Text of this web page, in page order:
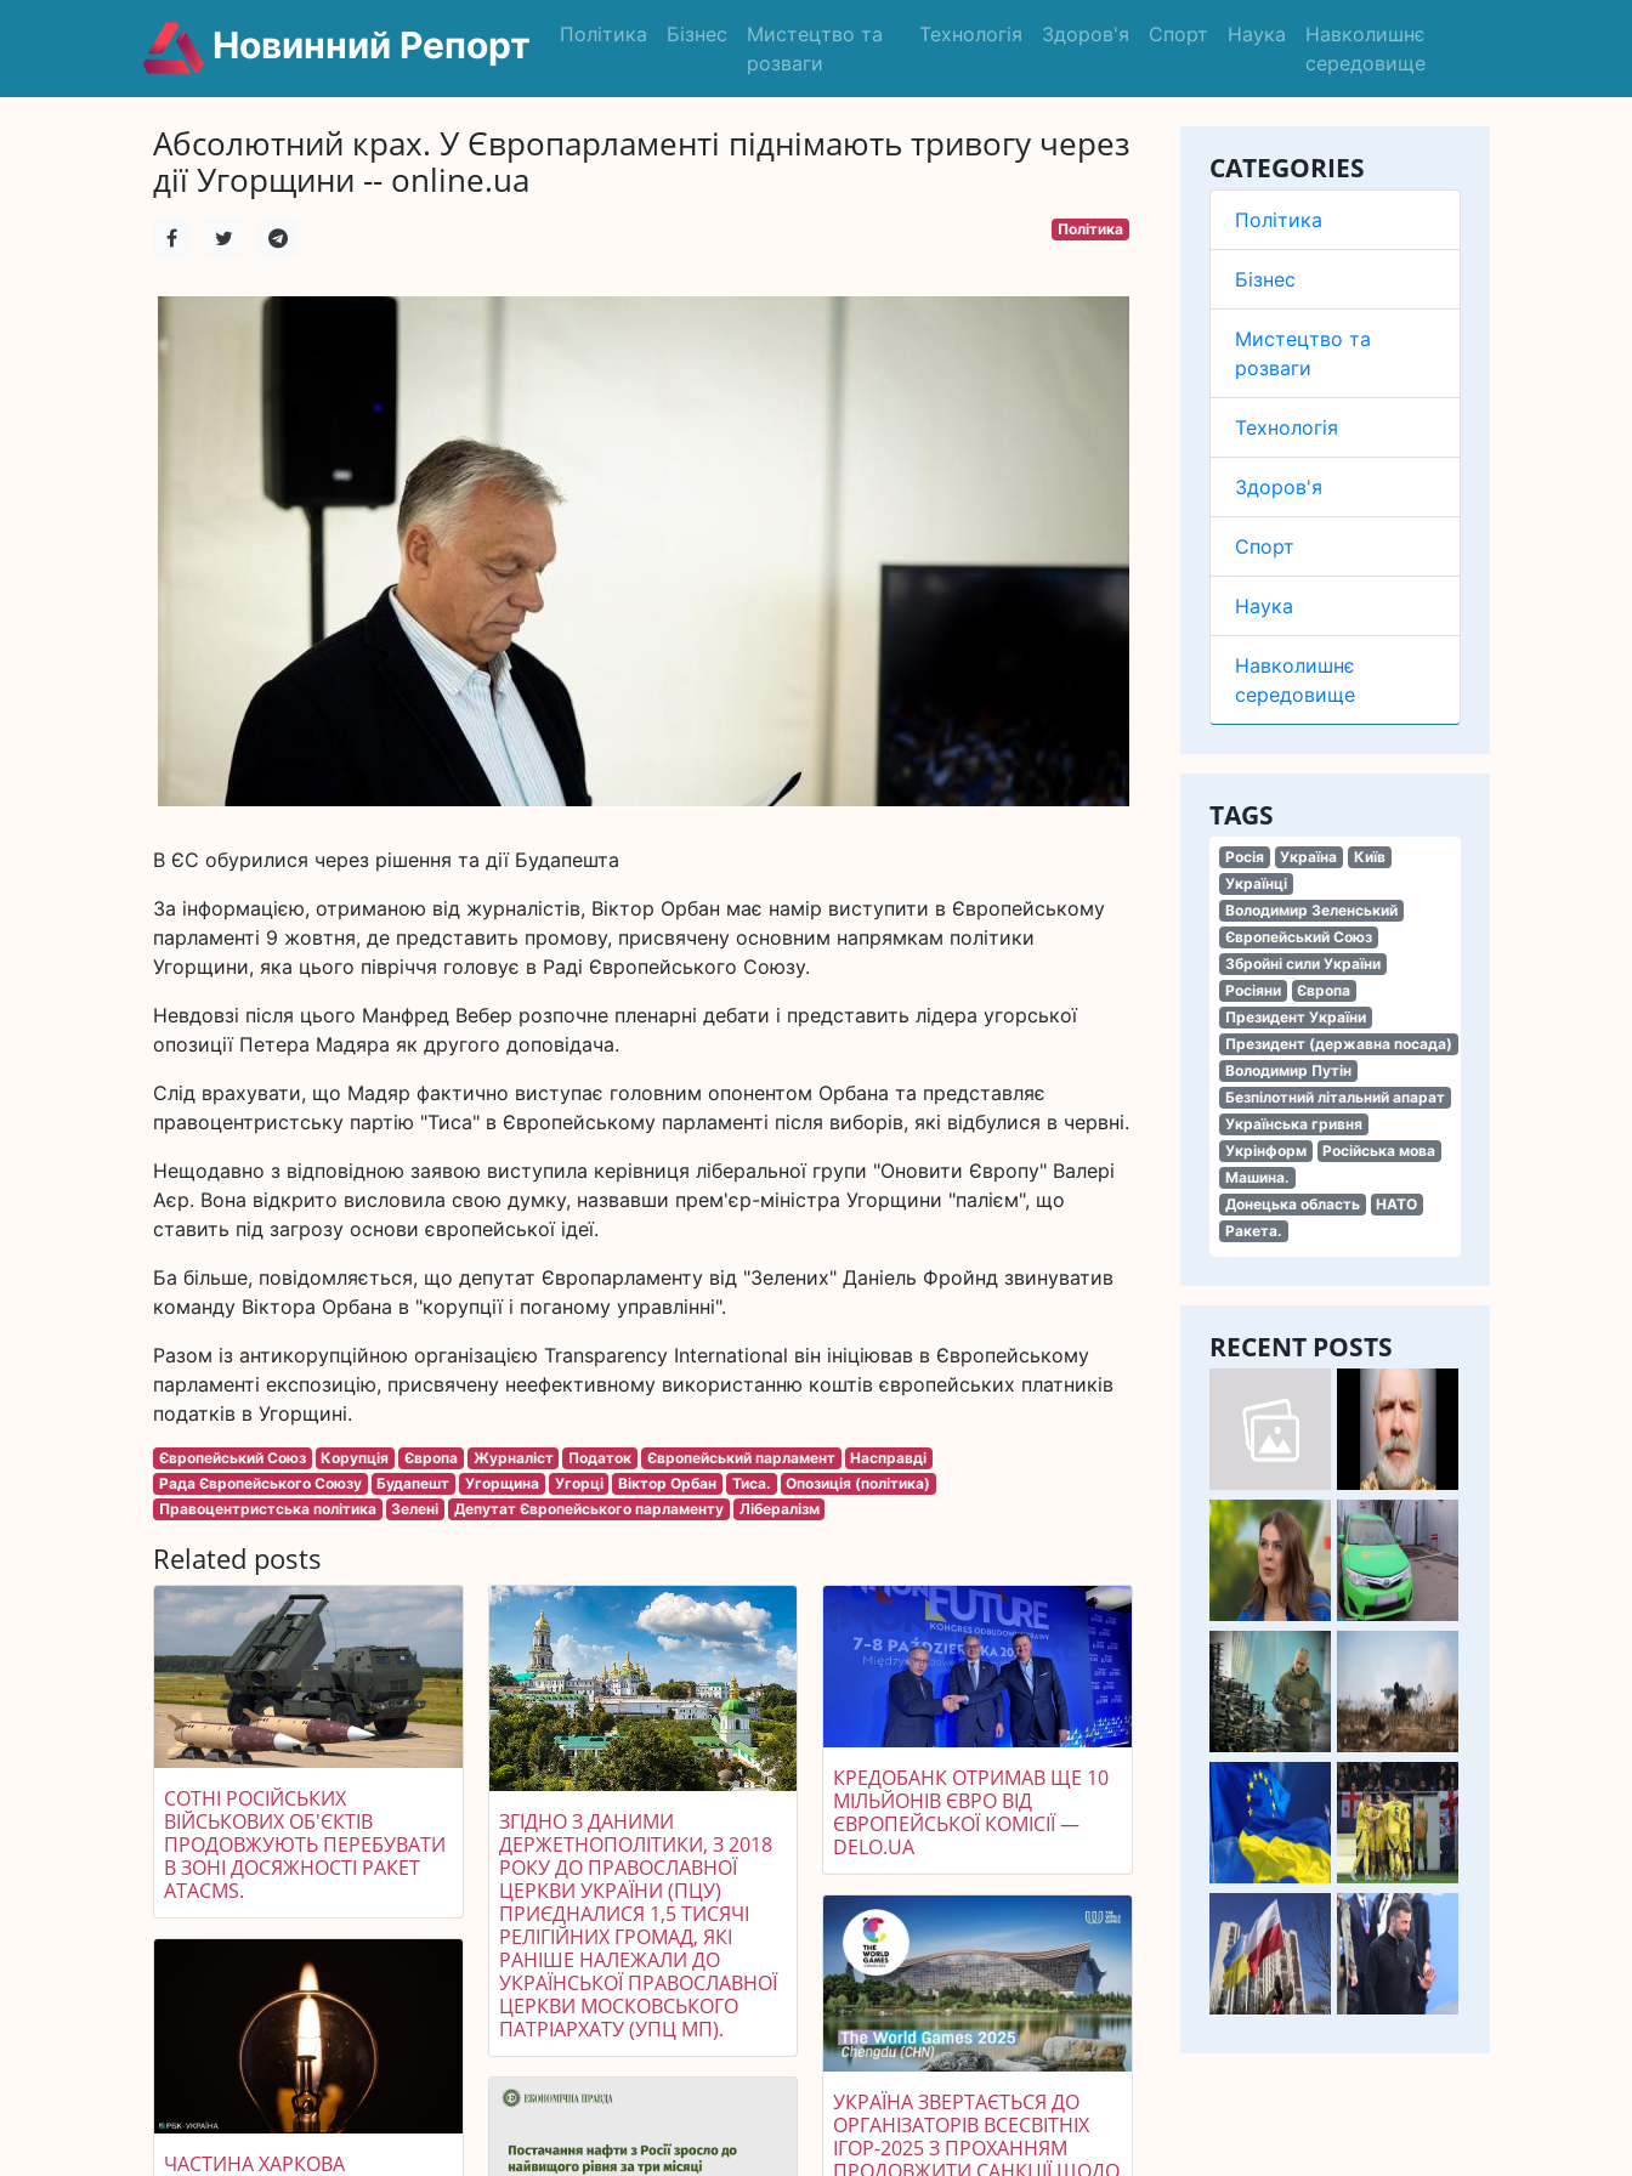
Новинний Репорт Політика Бізнес
Мистецтво та
розваги
Технологія Здоров'я Спорт Наука
Навколишнє
середовище
CATEGORIES
Політика
Бізнес
Мистецтво та
розваги
Технологія
Здоров'я
Спорт
Наука
Навколишнє
середовище
TAGS
Росія Україна
Київ
Українці
Володимир Зеленський
Європейський Союз
Збройні сили України
Росіяни
Європа
Президент України
Президент (державна посада)
Володимир Путін
Безпілотний літальний апарат
Українська гривня
Укрінформ
Російська мова
Машина.
Донецька область
НАТО
Ракета.
RECENT POSTS
Абсолютний крах. У Європарламенті піднімають тривогу через
дії Угорщини -- online.ua
Політика
В ЄС обурилися через рішення та дії Будапешта
За інформацією, отриманою від журналістів, Віктор Орбан має намір виступити в Європейському
парламенті 9 жовтня, де представить промову, присвячену основним напрямкам політики
Угорщини, яка цього півріччя головує в Раді Європейського Союзу.
Невдовзі після цього Манфред Вебер розпочне пленарні дебати і представить лідера угорської
опозиції Петера Мадяра як другого доповідача.
Слід врахувати, що Мадяр фактично виступає головним опонентом Орбана та представляє
правоцентристську партію "Тиса" в Європейському парламенті після виборів, які відбулися в червні.
Нещодавно з відповідною заявою виступила керівниця ліберальної групи "Оновити Європу" Валері
Аєр. Вона відкрито висловила свою думку, назвавши прем'єр-міністра Угорщини "палієм", що
ставить під загрозу основи європейської ідеї.
Ба більше, повідомляється, що депутат Європарламенту від "Зелених" Даніель Фройнд звинуватив
команду Віктора Орбана в "корупції і поганому управлінні".
Разом із антикорупційною організацією Transparency International він ініціював в Європейському
парламенті експозицію, присвячену неефективному використанню коштів європейських платників
податків в Угорщині.
Європейський Союз Корупція Європа Журналіст Податок Європейський парламент
Насправді
Рада Європейського Союзу
Будапешт Угорщина Угорці Віктор Орбан Тиса.
Опозиція (політика)
Правоцентристська політика
Зелені Депутат Європейського парламенту Лібералізм
Related posts
СОТНІ РОСІЙСЬКИХ
ВІЙСЬКОВИХ ОБ'ЄКТІВ
ПРОДОВЖУЮТЬ ПЕРЕБУВАТИ
В ЗОНІ ДОСЯЖНОСТІ РАКЕТ
ATACMS.
ЧАСТИНА ХАРКОВА
ЗГІДНО З ДАНИМИ
ДЕРЖЕТНОПОЛІТИКИ, З 2018
РОКУ ДО ПРАВОСЛАВНОЇ
ЦЕРКВИ УКРАЇНИ (ПЦУ)
ПРИЄДНАЛИСЯ 1,5 ТИСЯЧІ
РЕЛІГІЙНИХ ГРОМАД, ЯКІ
РАНІШЕ НАЛЕЖАЛИ ДО
УКРАЇНСЬКОЇ ПРАВОСЛАВНОЇ
ЦЕРКВИ МОСКОВСЬКОГО
ПАТРІАРХАТУ (УПЦ МП).
КРЕДОБАНК ОТРИМАВ ЩЕ 10
МІЛЬЙОНІВ ЄВРО ВІД
ЄВРОПЕЙСЬКОЇ КОМІСІЇ —
DELO.UA
УКРАЇНА ЗВЕРТАЄТЬСЯ ДО
ОРГАНІЗАТОРІВ ВСЕСВІТНІХ
ІГОР-2025 З ПРОХАННЯМ